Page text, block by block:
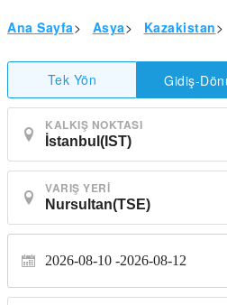
Ana Sayfa> Asya> Kazakistan>
Tek Yön Gidiş-
KALKIŞ NOKTASI
VARIŞ YERI
2026-08-10 2026-08-12